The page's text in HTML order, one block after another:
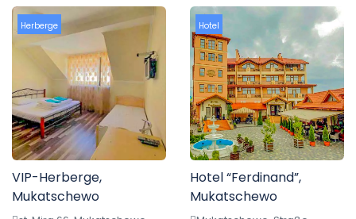
Herberge
VIP-Herberge,
Mukatschewo
Hotel
Hotel “Ferdinand”,
Mukatschewo